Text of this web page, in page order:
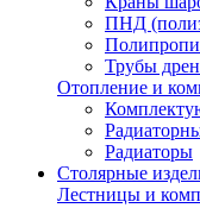
ПНД
Трубы
Отопление и
Радиаторы
Столярные
Лестницы и